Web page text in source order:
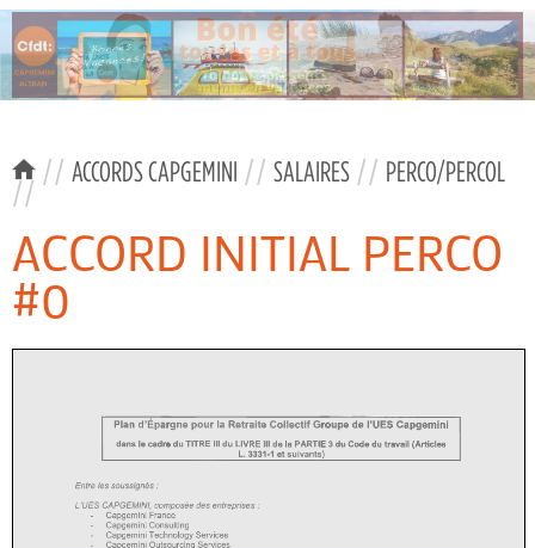
// ACCORDS CAPGEMINI // SALAIRES // PERCO/PERCOL
//
ACCORD INITIAL PERCO
#0